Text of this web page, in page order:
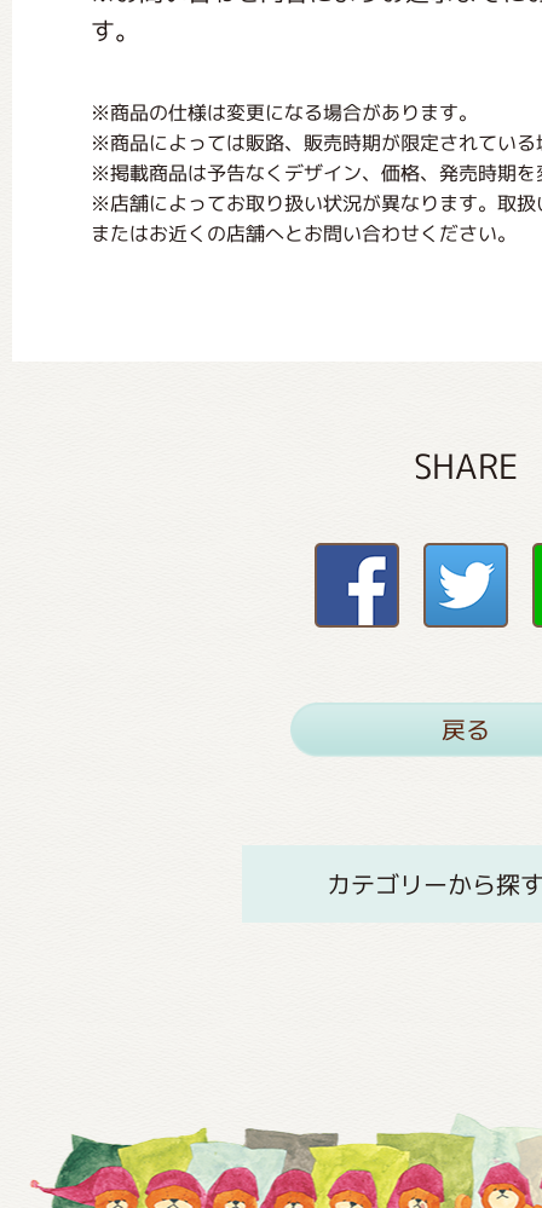
す。
※商品の仕様は変更になる場合があります。
※商品によっては販路、販売時期が限定されてい
※掲載商品は予告なくデザイン、価格、発売時期
※店舗によってお取り扱い状況が異なります。取
またはお近くの店舗へとお問い合わせください。
SHARE
戻る
カテゴリーから探